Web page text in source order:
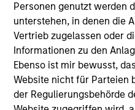
Personen genutzt werden
unterstehen, in denen die
Vertrieb zugelassen oder
Informationen zu den
Ebenso ist mir bewusst,
Website nicht für Parteien
der Regulierungsbehörde
As of July 25, 2025. The
and educational purposes
the investment mentioned
(for realized holdings), or
current holdings). The
are the property of their
on this website has not
otherwise approved by
links shown here, you agree